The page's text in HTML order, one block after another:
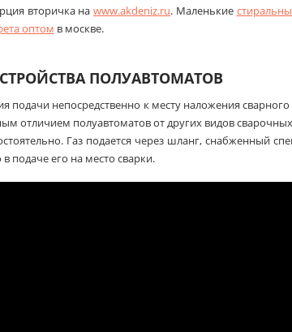
вторичка на www.akdeniz.ru. Маленькие
оптом в москве.
ПОЛУАВТОМАТОВ
подачи непосредственно к месту наложения
отличием полуавтоматов от других видов
Газ подается через шланг, снабженный
подаче его на место сварки.